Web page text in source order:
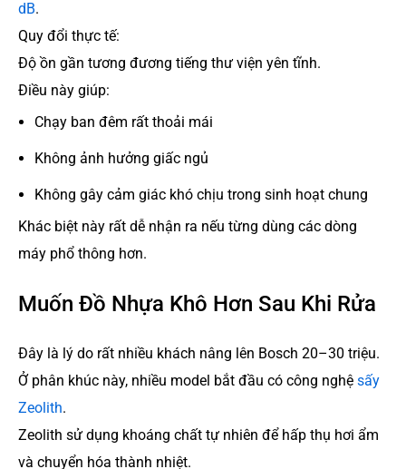
dB.
Quy đổi thực tế:
Độ ồn gần tương đương tiếng thư viện yên tĩnh.
Điều này giúp:
Chạy ban đêm rất thoải mái
Không ảnh hưởng giấc ngủ
Không gây cảm giác khó chịu trong sinh hoạt chung
Khác biệt này rất dễ nhận ra nếu từng dùng các dòng
máy phổ thông hơn.
Muốn Đồ Nhựa Khô Hơn Sau Khi Rửa
Đây là lý do rất nhiều khách nâng lên Bosch 20–30 triệu.
Ở phân khúc này, nhiều model bắt đầu có công nghệ sấy
Zeolith.
Zeolith sử dụng khoáng chất tự nhiên để hấp thụ hơi ẩm
và chuyển hóa thành nhiệt.